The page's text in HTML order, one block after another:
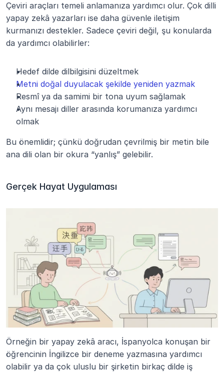
Çeviri araçları temeli anlamanıza yardımcı olur. Çok dilli
yapay zekâ yazarları ise daha güvenle iletişim
kurmanızı destekler. Sadece çeviri değil, şu konularda
da yardımcı olabilirler:
Hedef dilde dilbilgisini düzeltmek
Metni doğal duyulacak şekilde yeniden yazmak
Resmî ya da samimi bir tona uyum sağlamak
Aynı mesajı diller arasında korumanıza yardımcı
olmak
Bu önemlidir; çünkü doğrudan çevrilmiş bir metin bile
ana dili olan bir okura “yanlış” gelebilir.
Gerçek Hayat Uygulaması
Örneğin bir yapay zekâ aracı, İspanyolca konuşan bir
öğrencinin İngilizce bir deneme yazmasına yardımcı
olabilir ya da çok uluslu bir şirketin birkaç dilde iş